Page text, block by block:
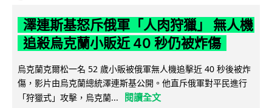
澤連斯基怒斥俄軍「人肉狩獵」 無人機
追殺烏克蘭小販近 40 秒仍被炸傷
烏克蘭克爾松一名 52 歲小販被俄軍無人機追擊近 40 秒後被炸
傷，影片由烏克蘭總統澤連斯基公開。他直斥俄軍對平民進行
「狩獵式」攻擊，烏克蘭...
閱讀全文